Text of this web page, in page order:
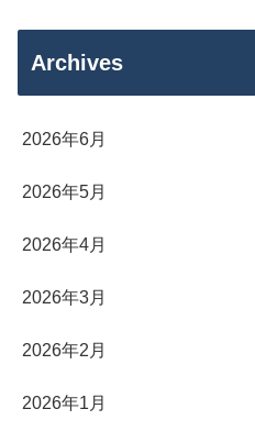
Archives
2026年6月
2026年5月
2026年4月
2026年3月
2026年2月
2026年1月